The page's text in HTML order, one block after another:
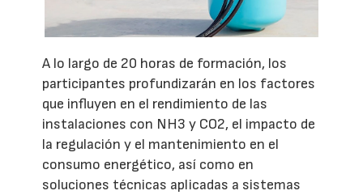
A lo largo de 20 horas de formación, los
participantes profundizarán en los factores
que influyen en el rendimiento de las
instalaciones con NH3 y CO2, el impacto de
la regulación y el mantenimiento en el
consumo energético, así como en
soluciones técnicas aplicadas a sistemas